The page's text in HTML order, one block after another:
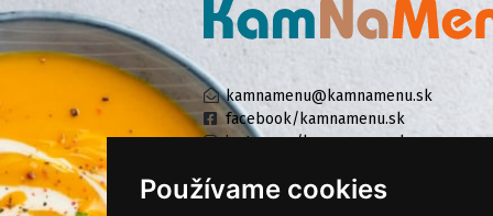
Používame cookies
kamnamenu@kamnamenu.sk
facebook/kamnamenu.sk
instagram/kamnamenu.sk